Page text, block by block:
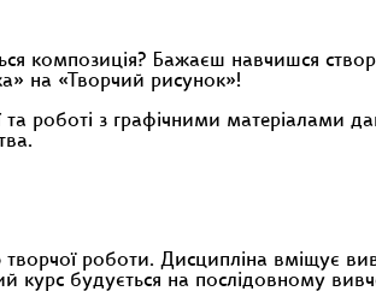
композиція? Бажаєш навчишся
на «Творчий рисунок»!
роботі з графічними матеріалами
роботи. Дисципліна вміщує
курс будується на послідовному